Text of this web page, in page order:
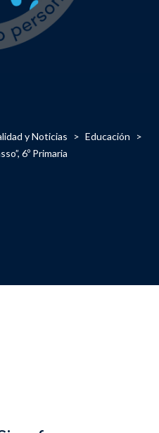
y Noticias > Educación
>
6º Primaria